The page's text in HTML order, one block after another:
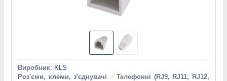
Виробник: KLS
Роз'єми, клеми, з'єднувачі > Телефонні (RJ9, RJ11, RJ12,